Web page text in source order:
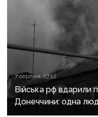
7 серпня, 07:12
Війська рф вдарили
Донеччини: одна
поранені